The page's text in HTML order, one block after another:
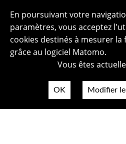
En poursuivant votre
paramètres, vous acceptez
cookies destinés à mesurer
grâce au logiciel Matomo.
Vous êtes
OK Modifier